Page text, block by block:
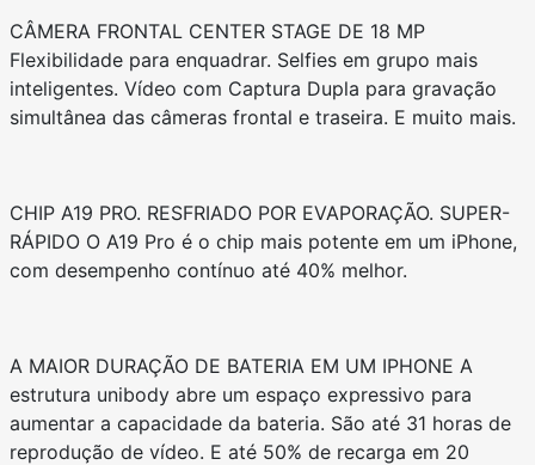
CÂMERA FRONTAL CENTER STAGE DE 18 MP
Flexibilidade para enquadrar. Selfies em grupo mais
inteligentes. Vídeo com Captura Dupla para gravação
simultânea das câmeras frontal e traseira. E muito mais.
CHIP A19 PRO. RESFRIADO POR EVAPORAÇÃO. SUPER-
RÁPIDO O A19 Pro é o chip mais potente em um iPhone,
com desempenho contínuo até 40% melhor.
A MAIOR DURAÇÃO DE BATERIA EM UM IPHONE A
estrutura unibody abre um espaço expressivo para
aumentar a capacidade da bateria. São até 31 horas de
reprodução de vídeo. E até 50% de recarga em 20